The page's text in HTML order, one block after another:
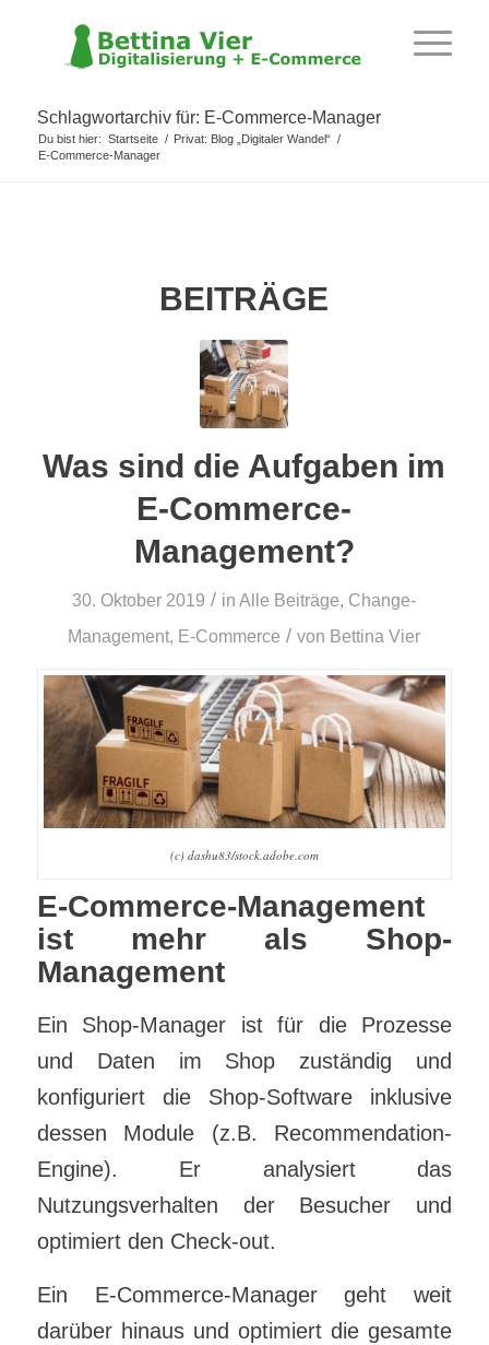
Schlagwortarchiv für: E-Commerce-Manager
Du bist hier: Startseite / Privat: Blog „Digitaler Wandel“ /
E-Commerce-Manager
BEITRÄGE
Was sind die Aufgaben im
E-Commerce-
Management?
30. Oktober 2019 / inAlle Beiträge, Change-
Management, E-Commerce / von Bettina Vier
(c) dashu83/stock.adobe.com
E-Commerce-Management
ist mehr als Shop-
Management
Ein Shop-Manager ist für die Prozesse
und Daten im Shop zuständig und
konfiguriert die Shop-Software inklusive
dessen Module (z.B. Recommendation-
Engine). Er analysiert das
Nutzungsverhalten der Besucher und
optimiert den Check-out.
Ein E-Commerce-Manager geht weit
darüber hinaus und optimiert die gesamte